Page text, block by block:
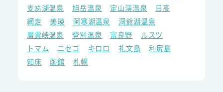
支笏湖温泉
旭岳温泉 定山渓温泉
日高
網走
美瑛 阿寒湖温泉
洞爺湖温泉
層雲峡温泉
登別温泉 富良野
ルスツ
トマム
ニセコ キロロ 礼文島
利尻島
知床
函館 札幌